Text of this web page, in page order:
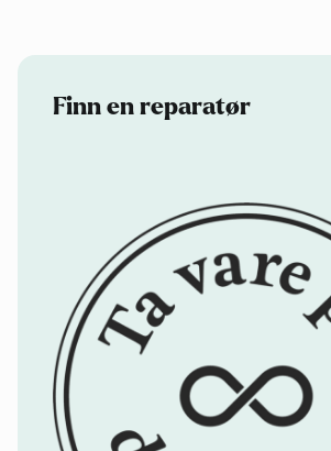
Finn en reparatør